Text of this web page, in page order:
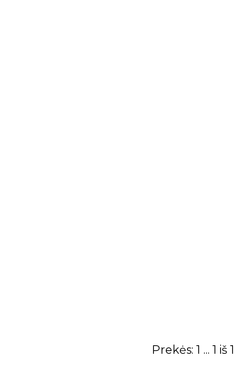
Prekės: 1 ... 1 iš 1